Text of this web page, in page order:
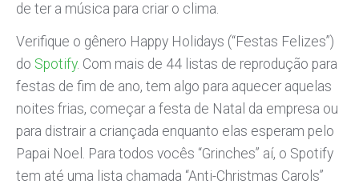
de ter a música para criar o clima.
Verifique o gênero Happy Holidays (“Festas Felizes”)
do Spotify. Com mais de 44 listas de reprodução para
festas de fim de ano, tem algo para aquecer aquelas
noites frias, começar a festa de Natal da empresa ou
para distrair a criançada enquanto elas esperam pelo
Papai Noel. Para todos vocês “Grinches” aí, o Spotify
tem até uma lista chamada “Anti-Christmas Carols”